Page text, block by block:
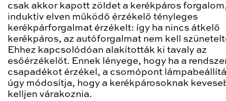
csak akkor kapott zöldet a kerékpáros
induktív elven működő érzékelő tényleges
kerékpárforgalmat érzékelt: így ha nincs átkelő
kerékpáros, az autóforgalmat nem kell
Ehhez kapcsolódóan alakították ki tavaly az
esőérzékelőt. Ennek lényege, hogy ha a
csapadékot érzékel, a csomópont
úgy módosítja, hogy a kerékpárosoknak
kelljen várakoznia.